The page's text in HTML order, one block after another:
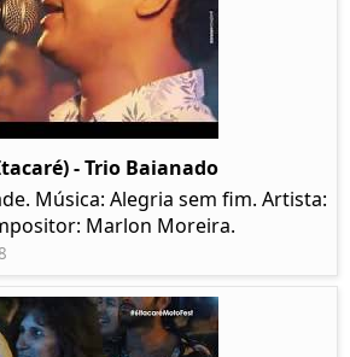
- Trio Baianado
Música: Alegria sem fim. Artista:
Marlon Moreira.